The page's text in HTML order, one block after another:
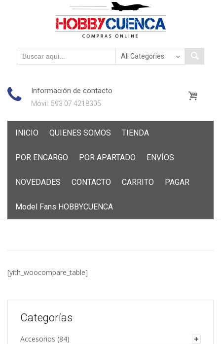
Información de contacto
Móvil: 593 07 4218305
INICIO QUIENES SOMOS TIENDA
POR ENCARGO POR APARTADO ENVÍOS
NOVEDADES CONTACTO CARRITO PAGAR
Model Fans HOBBYCUENCA
[yith_woocompare_table]
Categorías
Accesorios (84)